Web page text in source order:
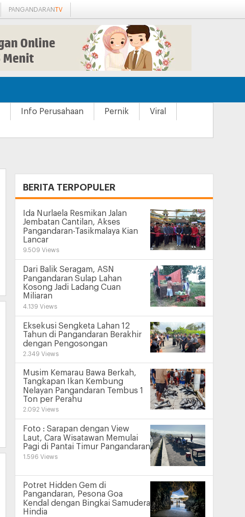
PANGANDARANTV
Info Perusahaan Pernik Viral
BERITA TERPOPULER
Ida Nurlaela Resmikan Jalan
Jembatan Cantilan, Akses
Pangandaran-Tasikmalaya Kian
Lancar
9.509 Views
Dari Balik Seragam, ASN
Pangandaran Sulap Lahan
Kosong Jadi Ladang Cuan
Miliaran
4.139 Views
Eksekusi Sengketa Lahan 12
Tahun di Pangandaran Berakhir
dengan Pengosongan
2.349 Views
Musim Kemarau Bawa Berkah,
Tangkapan Ikan Kembung
Nelayan Pangandaran Tembus 1
Ton per Perahu
2.092 Views
Foto : Sarapan dengan View
Laut, Cara Wisatawan Memulai
Pagi di Pantai Timur Pangandaran
1.596 Views
Potret Hidden Gem di
Pangandaran, Pesona Goa
Kendal dengan Bingkai Samudera
Hindia